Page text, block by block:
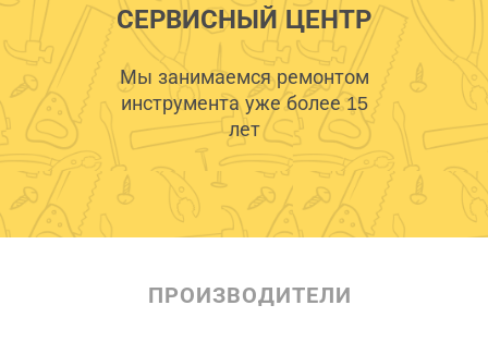
СЕРВИСНЫЙ ЦЕНТР
Мы занимаемся ремонтом
инструмента уже более 15
лет
ПРОИЗВОДИТЕЛИ